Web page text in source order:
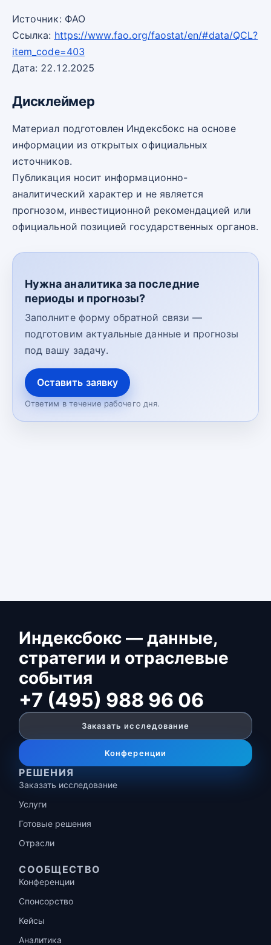
Источник: ФАО
Ссылка: https://www.fao.org/faostat/en/#data/QCL?
item_code=403
Дата: 22.12.2025
Дисклеймер
Материал подготовлен Индексбокс на основе
информации из открытых официальных
источников.
Публикация носит информационно-
аналитический характер и не является
прогнозом, инвестиционной рекомендацией или
официальной позицией государственных органов.
Нужна аналитика за последние
периоды и прогнозы?
Заполните форму обратной связи —
подготовим актуальные данные и прогнозы
под вашу задачу.
Оставить заявку
Ответим в течение рабочего дня.
Индексбокс — данные,
стратегии и отраслевые
события
+7 (495) 988 96 06
Заказать исследование
Конференции
РЕШЕНИЯ
Заказать исследование
Услуги
Готовые решения
Отрасли
СООБЩЕСТВО
Конференции
Спонсорство
Кейсы
Аналитика